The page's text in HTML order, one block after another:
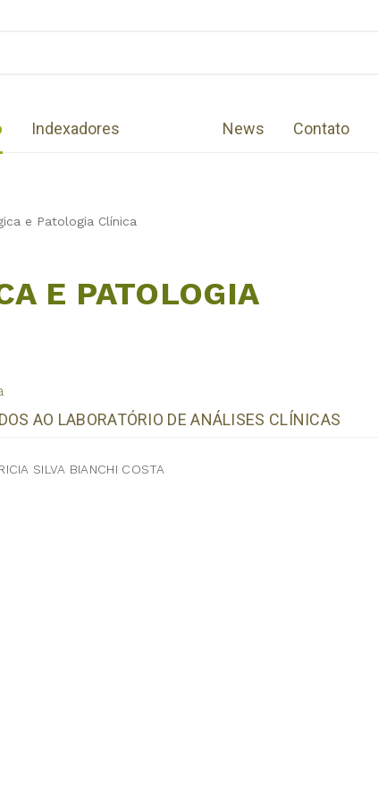
Indexadores News Contato
e Patologia Clínica
E PATOLOGIA
AO LABORATÓRIO DE ANÁLISES CLÍNICAS
SILVA BIANCHI COSTA